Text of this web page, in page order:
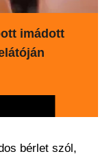
imádott
bérlet szól,